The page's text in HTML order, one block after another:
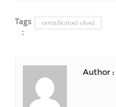
Tags
:
εκπαιδευτικό υλικό
Author :